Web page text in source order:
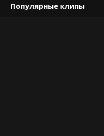
Популярные клипы